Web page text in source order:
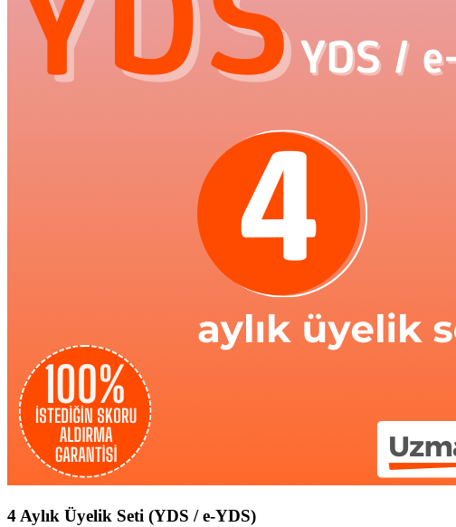
4 Aylık Üyelik Seti (YDS / e-YDS)